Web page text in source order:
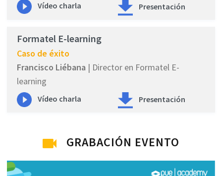
Vídeo charla Presentación
Formatel E-learning
Caso de éxito
Francisco Liébana | Director en Formatel E-
learning
Vídeo charla Presentación
GRABACIÓN EVENTO